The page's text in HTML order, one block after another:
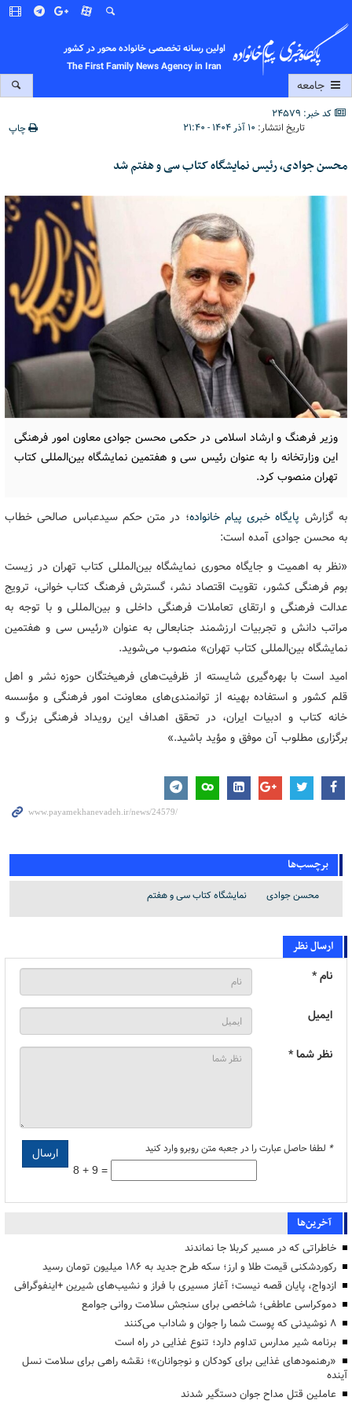
اولین رسانه تخصصی خانواده محور در کشور
The First Family News Agency in Iran
جامعه
کد خبر: 24579
تاریخ انتشار: ۱۰ آذر ۱۴۰۴ - ۲۱:۴۰ چاپ
محسن جوادی، رئیس نمایشگاه کتاب سی و هفتم شد
وزیر فرهنگ و ارشاد اسلامی در حکمی محسن جوادی معاون امور فرهنگی
این وزارتخانه را به عنوان رئیس سی و هفتمین نمایشگاه بین‌المللی کتاب
تهران منصوب کرد.
به گزارش پایگاه خبری پیام خانواده؛ در متن حکم سیدعباس صالحی خطاب
به محسن جوادی آمده است:
«نظر به اهمیت و جایگاه محوری نمایشگاه بین‌المللی کتاب تهران در زیست
بوم فرهنگی کشور، تقویت اقتصاد نشر، گسترش فرهنگ کتاب خوانی، ترویج
عدالت فرهنگی و ارتقای تعاملات فرهنگی داخلی و بین‌المللی و با توجه به
مراتب دانش و تجربیات ارزشمند جنابعالی به عنوان «رئیس سی و هفتمین
نمایشگاه بین‌المللی کتاب تهران» منصوب می‌شوید.
امید است با بهره‌گیری شایسته از ظرفیت‌های فرهیختگان حوزه نشر و اهل
قلم کشور و استفاده بهینه از توانمندی‌های معاونت امور فرهنگی و مؤسسه
خانه کتاب و ادبیات ایران، در تحقق اهداف این رویداد فرهنگی بزرگ و
برگزاری مطلوب آن موفق و مؤید باشید.»
برچسب‌ها
محسن جوادی نمایشگاه کتاب سی و هفتم
ارسال نظر
نام *
ایمیل
نظر شما *
* لطفا حاصل عبارت را در جعبه متن روبرو وارد کنید
8 + 9 =
آخرین‌ها
خاطراتی که در مسیر کربلا جا نماندند
رکوردشکنی قیمت طلا و ارز؛ سکه طرح جدید به ۱۸۶ میلیون تومان رسید
ازدواج، پایان قصه نیست؛ آغاز مسیری با فراز و نشیب‌های شیرین +اینفوگرافی
دموکراسی عاطفی؛ شاخصی برای سنجش سلامت روانی جوامع
۸ نوشیدنی که پوست شما را جوان و شاداب می‌کنند
برنامه شیر مدارس تداوم دارد؛ تنوع غذایی در راه است
«رهنمودهای غذایی برای کودکان و نوجوانان»؛ نقشه راهی برای سلامت نسل
آینده
عاملین قتل مداح جوان دستگیر شدند